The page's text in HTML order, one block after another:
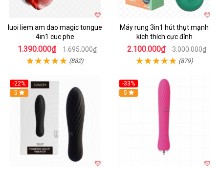
luoi liem am dao magic tongue
4in1 cuc phe
1.390.000₫ 1.695.000₫
(882)
Máy rung 3in1 hút thụt mạnh
kích thích cực đỉnh
2.100.000₫ 3.000.000₫
(879)
-22%
Hot
5
-33%
Hot
5